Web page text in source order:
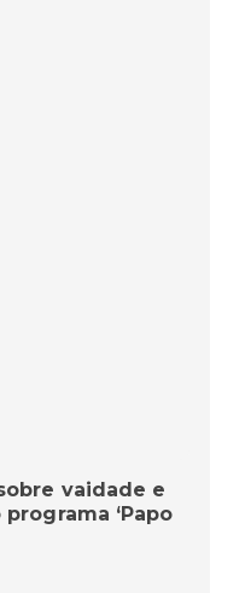
vaidade e
‘Papo